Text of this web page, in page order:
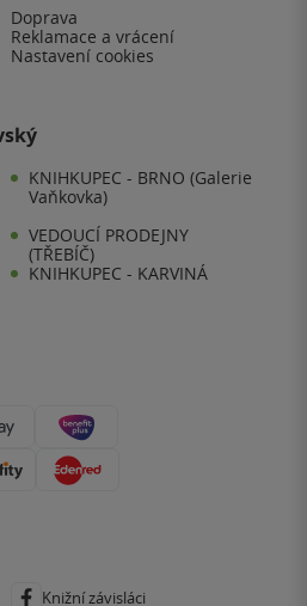
Doprava
Reklamace a vrácení
Nastavení cookies
KNIHKUPEC - BRNO (Galerie
Vaňkovka)
VEDOUCÍ PRODEJNY
(TŘEBÍČ)
KNIHKUPEC - KARVINÁ
Knižní závisláci